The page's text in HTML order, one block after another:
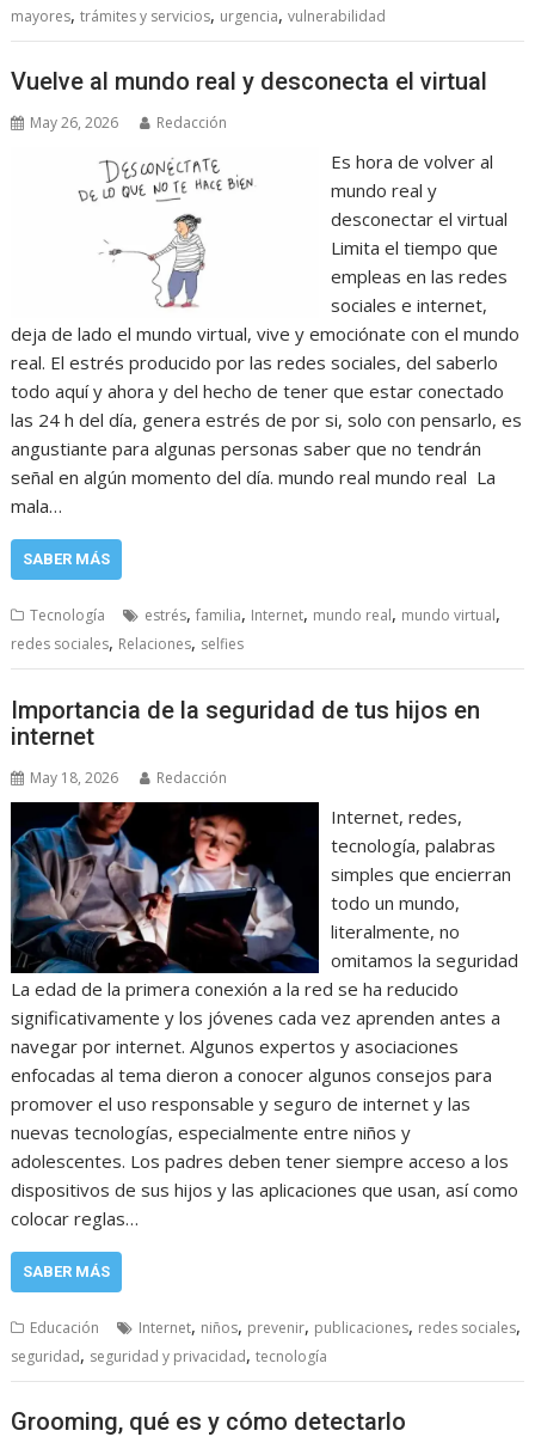
mayores,trámites y servicios, urgencia,vulnerabilidad
Vuelve al mundo real y desconecta el virtual
May 26, 2026 Redacción
Es hora de volver al
mundo real y
desconectar el virtual
Limita el tiempo que
empleas en las redes
sociales e internet,
deja de lado el mundo virtual, vive y emociónate con el mundo
real. El estrés producido por las redes sociales, del saberlo
todo aquí y ahora y del hecho de tener que estar conectado
las 24 h del día, genera estrés de por si, solo con pensarlo, es
angustiante para algunas personas saber que no tendrán
señal en algún momento del día. mundo real mundo real La
mala…
SABER MÁS
Tecnología estrés,familia, Internet, mundo real, mundo virtual,
redes sociales, Relaciones, selfies
Importancia de la seguridad de tus hijos en
internet
May 18, 2026 Redacción
Internet, redes,
tecnología, palabras
simples que encierran
todo un mundo,
literalmente, no
omitamos la seguridad
La edad de la primera conexión a la red se ha reducido
significativamente y los jóvenes cada vez aprenden antes a
navegar por internet. Algunos expertos y asociaciones
enfocadas al tema dieron a conocer algunos consejos para
promover el uso responsable y seguro de internet y las
nuevas tecnologías, especialmente entre niños y
adolescentes. Los padres deben tener siempre acceso a los
dispositivos de sus hijos y las aplicaciones que usan, así como
colocar reglas…
SABER MÁS
Educación Internet, niños, prevenir, publicaciones, redes sociales,
seguridad, seguridad y privacidad,tecnología
Grooming, qué es y cómo detectarlo